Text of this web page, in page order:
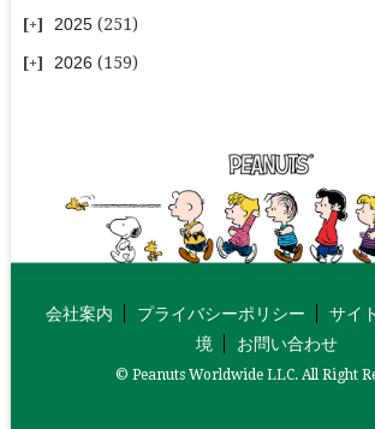
2025 (251)
2026 (159)
会社案内 プライバシーポリシー サイ
境
お問い合わせ
© Peanuts Worldwide LLC. All Right